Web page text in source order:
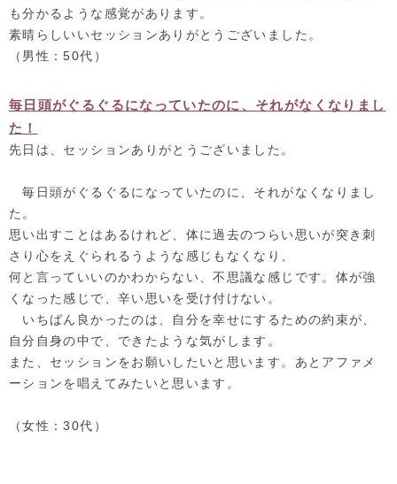
も分かるような感覚があります。
素晴らしいいセッションありがとうございました。
（男性：50代）
毎日頭がぐるぐるになっていたのに、それがなくなりまし
た！
先日は、セッションありがとうございました。
毎日頭がぐるぐるになっていたのに、それがなくなりまし
た。
思い出すことはあるけれど、 体に過去のつらい思いが突き刺
さり心をえぐられるうような感じも なくなり、
何と言っていいのかわからない、不思議な感じです。 体が強
くなった感じで、辛い思いを受け付けない。
いちばん良かったのは、自分を幸せにするための約束が、
自分自身の中で、できたような気がします。
また、セッションをお願いしたいと思います。 あとアファメ
ーションを唱えてみたいと思います。
（女性：30代）